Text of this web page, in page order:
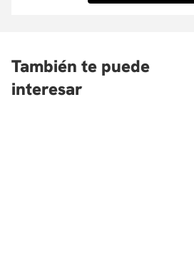
También te puede
interesar